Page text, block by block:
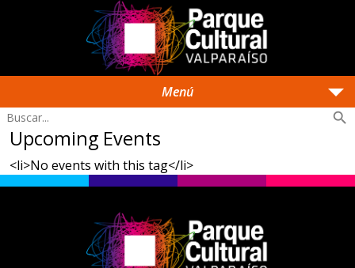
Menú arrow_drop_down
search
Upcoming Events
<li>No events with this tag</li>